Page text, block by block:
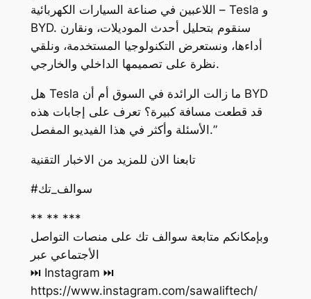
اللاعبين في صناعة السيارات الكهربائية – Tesla و
BYD. سنقوم بتحليل أحدث الموديلات، ونقارن
أداءها، ونستعرض التكنولوجيا المستخدمة، ونلقي
نظرة على تصميمها الداخلي والخارجي.
هل Tesla ما زالت الرائدة في السوق أم أن BYD
قد قطعت مسافة كبيرة؟ تعرف على إجابات هذه
الأسئلة وأكثر في هذا الفيديو المفصل.”
تابعنا الان للمزيد من الاخبار التقنية
#سوالف_تك
** ** ***
وبإمكانكم متابعة سوالف تك على منصات التواصل
الأجتماعي عبر
https://www.instagram.com/sawaliftech/